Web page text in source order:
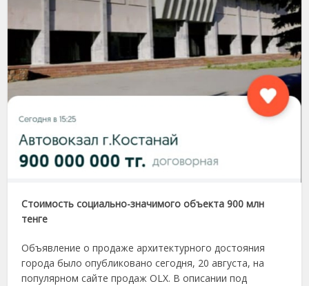
Стоимость социально-значимого объекта 900 млн
тенге
Объявление о продаже архитектурного достояния
города было опубликовано сегодня, 20 августа, на
популярном сайте продаж ОLX. В описании под